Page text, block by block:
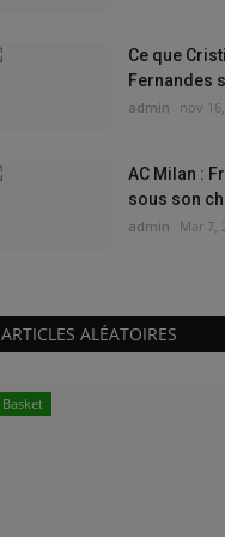
Ce que
Fernandes
admin nov
AC Milan :
sous son
admin Mar 7,
ARTICLES ALÉATOIRES
Basket